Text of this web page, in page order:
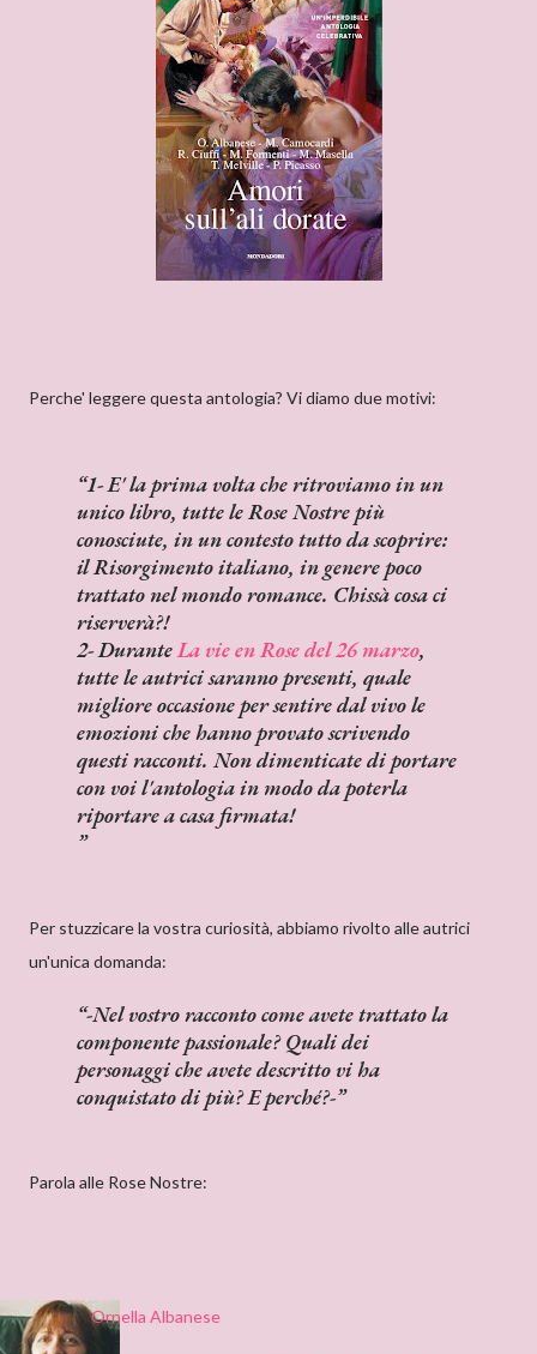
Perche' leggere questa antologia? Vi diamo due motivi:
1- E' la prima volta che ritroviamo in un
unico libro, tutte leRose Nostrepiù
conosciute, in un contesto tutto da scoprire:
il Risorgimento italiano, in genere poco
trattato nel mondo romance. Chissà cosa ci
riserverà?!
2- DuranteLa vie en Rose del 26 marzo,
tutte le autrici saranno presenti, quale
migliore occasione per sentire dal vivo le
emozioni che hanno provato scrivendo
questi racconti. Non dimenticate di portare
con voi l'antologia in modo da poterla
riportare a casa firmata!
Per stuzzicare la vostra curiosità, abbiamo rivolto alle autrici
un'unica domanda:
-Nel vostro racconto come avete trattato la
componente passionale? Quali dei
personaggi che avete descritto vi ha
conquistato di più? E perché?-
Parola alle Rose Nostre:
Ornella Albanese